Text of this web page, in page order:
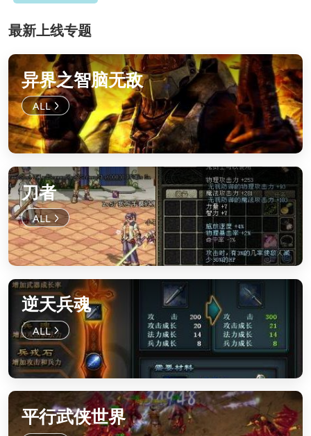
最新上线专题
异界之智脑无敌
刀者
逆天兵魂
平行武侠世界